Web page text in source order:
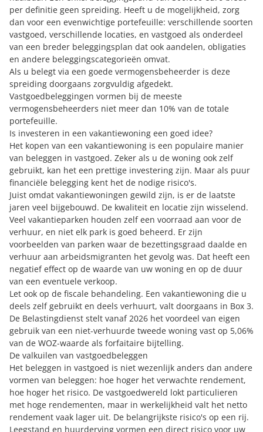
per definitie geen spreiding. Heeft u de mogelijkheid, zorg
dan voor een evenwichtige portefeuille: verschillende soorten
vastgoed, verschillende locaties, en vastgoed als onderdeel
van een breder beleggingsplan dat ook aandelen, obligaties
en andere beleggingscategorieën omvat.
Als u belegt via een goede vermogensbeheerder is deze
spreiding doorgaans zorgvuldig afgedekt.
Vastgoedbeleggingen vormen bij de meeste
vermogensbeheerders niet meer dan 10% van de totale
portefeuille.
Is investeren in een vakantiewoning een goed idee?
Het kopen van een vakantiewoning is een populaire manier
van beleggen in vastgoed. Zeker als u de woning ook zelf
gebruikt, kan het een prettige investering zijn. Maar als puur
financiële belegging kent het de nodige risico's.
Juist omdat vakantiewoningen gewild zijn, is er de laatste
jaren veel bijgebouwd. De kwaliteit en locatie zijn wisselend.
Veel vakantieparken houden zelf een voorraad aan voor de
verhuur, en niet elk park is goed beheerd. Er zijn
voorbeelden van parken waar de bezettingsgraad daalde en
verhuur aan arbeidsmigranten het gevolg was. Dat heeft een
negatief effect op de waarde van uw woning en op de duur
van een eventuele verkoop.
Let ook op de fiscale behandeling. Een vakantiewoning die u
deels zelf gebruikt en deels verhuurt, valt doorgaans in Box 3.
De Belastingdienst stelt vanaf 2026 het voordeel van eigen
gebruik van een niet-verhuurde tweede woning vast op 5,06%
van de WOZ-waarde als forfaitaire bijtelling.
De valkuilen van vastgoedbeleggen
Het beleggen in vastgoed is niet wezenlijk anders dan andere
vormen van beleggen: hoe hoger het verwachte rendement,
hoe hoger het risico. De vastgoedwereld lokt particulieren
met hoge rendementen, maar in werkelijkheid valt het netto
rendement vaak lager uit. De belangrijkste risico's op een rij.
Leegstand en huurderving vormen een direct risico voor uw